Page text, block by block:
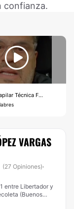
confianza.
Técnica F...
VARGAS
(27 Opiniones)·
entre Libertador y
(Buenos